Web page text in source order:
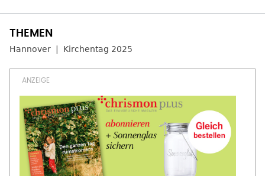
Hannover Kirchentag 2025